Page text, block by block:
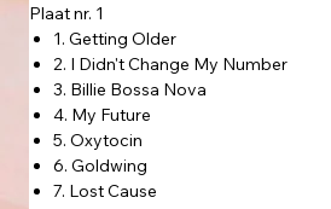
Plaat nr. 1
1. Getting Older
2. I Didn't Change My Number
3. Billie Bossa Nova
4. My Future
5. Oxytocin
6. Goldwing
7. Lost Cause